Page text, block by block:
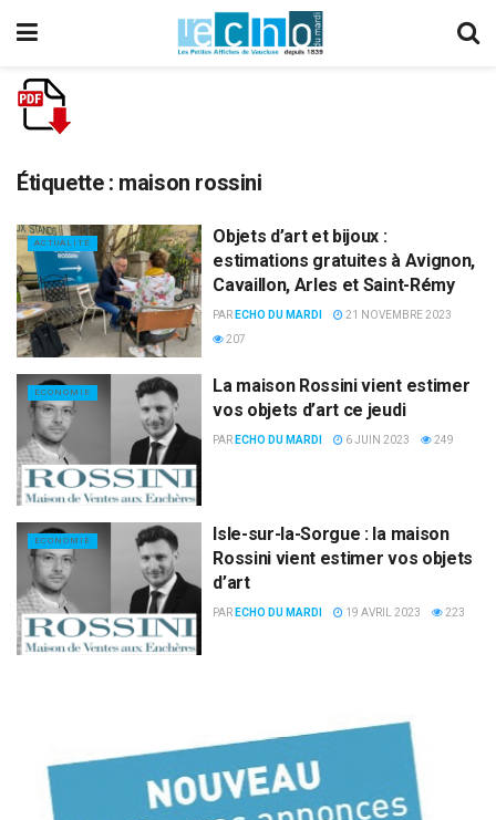
Étiquette : maison rossini
ACTUALITÉ
Objets d’art et bijoux :
estimations gratuites à Avignon,
Cavaillon, Arles et Saint-Rémy
PAR ECHO DU MARDI
21 NOVEMBRE 2023
207
ECONOMIE
La maison Rossini vient estimer
vos objets d’art ce jeudi
PAR ECHO DU MARDI 6 JUIN 2023 249
ECONOMIE
Isle-sur-la-Sorgue : la maison
Rossini vient estimer vos objets
d’art
PAR ECHO DU MARDI 19 AVRIL 2023 223